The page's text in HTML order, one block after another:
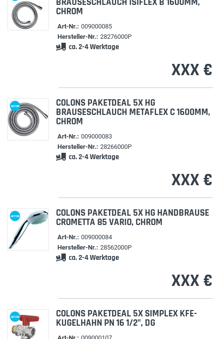
CHROM
Art-Nr.: 009000085
Hersteller-Nr.: 28276000P
ca. 2-4 Werktage
XXX €
AKTION COLONS PAKETDEAL 5X HG
BRAUSESCHLAUCH METAFLEX C 1600MM,
CHROM
Art-Nr.: 009000083
Hersteller-Nr.: 28266000P
ca. 2-4 Werktage
XXX €
AKTION COLONS PAKETDEAL 5X HG HANDBRAUSE
CROMETTA 85 VARIO, CHROM
Art-Nr.: 009000084
Hersteller-Nr.: 28562000P
ca. 2-4 Werktage
XXX €
AKTION COLONS PAKETDEAL 5X SIMPLEX KFE-
KUGELHAHN PN 16 1/2", DG